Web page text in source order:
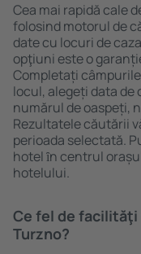
Cea mai rapidă cale
folosind motorul de
date cu locuri de
opţiuni este o
Completați
locul, alegeți data
numărul de oaspeți,
Rezultatele căutării
perioada selectată.
hotel ȋn centrul
hotelului.
Ce fel de
Turzno?